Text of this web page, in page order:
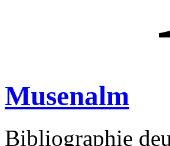
Musenalm
Bibliographie